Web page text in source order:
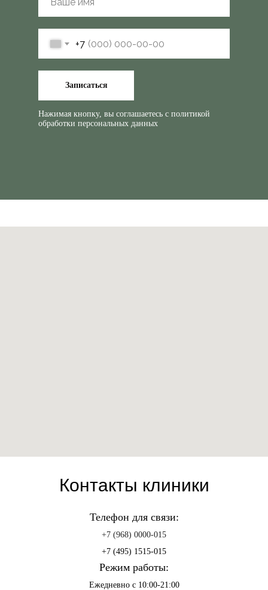
+7
Записаться
Нажимая кнопку, вы соглашаетесь с политикой
обработки персональных данных
Контакты клиники
Телефон для связи:
+7 (968) 0000-015
+7 (495) 1515-015
Режим работы:
Ежедневно с 10:00-21:00